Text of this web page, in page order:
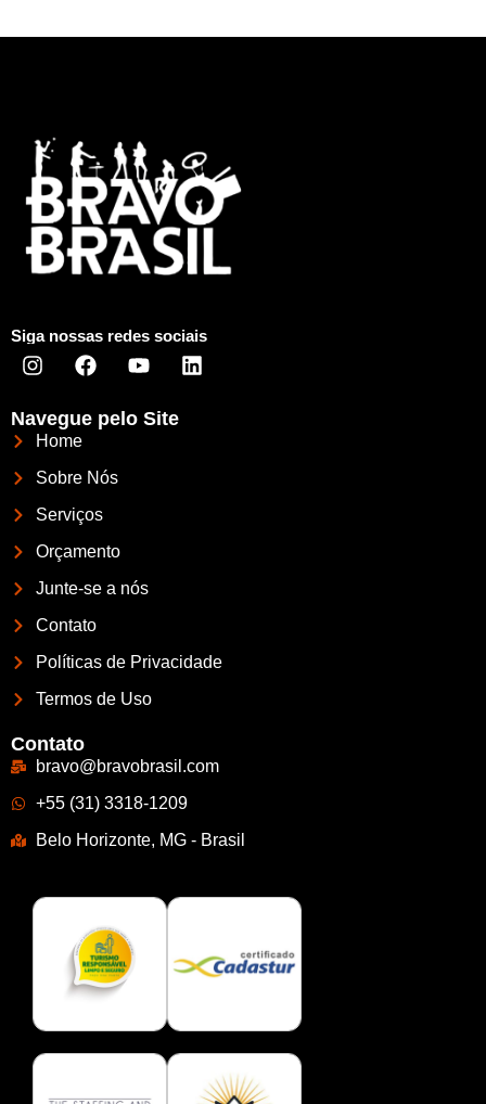
Siga nossas redes sociais
Navegue pelo Site
Home
Sobre Nós
Serviços
Orçamento
Junte-se a nós
Contato
Políticas de Privacidade
Termos de Uso
Contato
bravo@bravobrasil.com
+55 (31) 3318-1209
Belo Horizonte, MG - Brasil